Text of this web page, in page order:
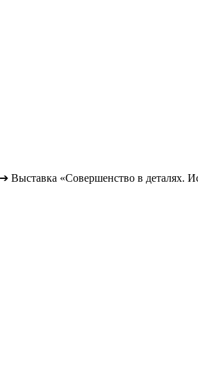
➔ Выставка «Совершенство в деталях.